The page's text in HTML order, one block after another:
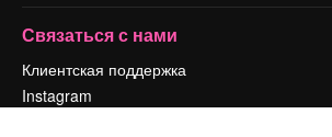
Связаться с нами
Клиентская поддержка
Instagram